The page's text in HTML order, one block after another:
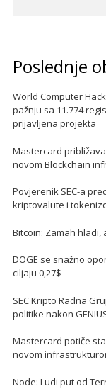
Poslednje
World Computer
pažnju sa 11.774
prijavljena projekta
Mastercard
novom Blockchain
Povjerenik SEC-a
kriptovalute i
Bitcoin: Zamah
DOGE se snažno
ciljaju 0,27$
SEC Kripto Radna
politike nakon
Mastercard potiče
novom
Node: Ludi put od